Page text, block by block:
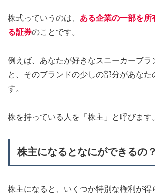
株式っていうのは、 ある企業の一部を所
る証券のことです。
例えば、あなたが好きなスニーカーブラ
と、そのブランドの少しの部分があな
す。
株を持っている人を「株主」と呼びます
株主になるとなにができるの？
株主になると、いくつか特別な権利が得